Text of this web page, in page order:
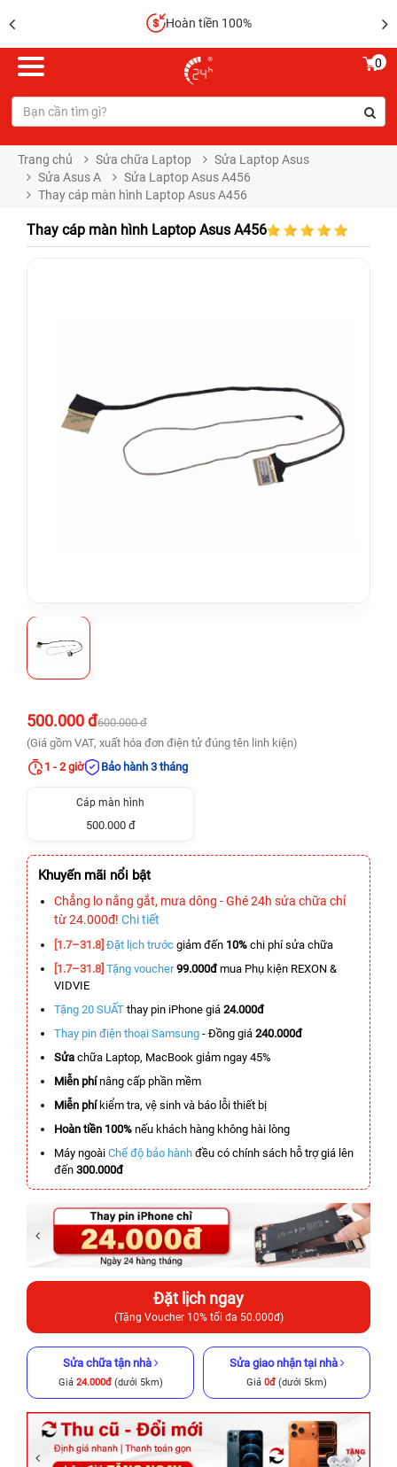
Hoàn tiền 100%
0
Trang chủ Sửa chữa Laptop
Sửa Laptop Asus
Sửa Asus A
Sửa Laptop Asus A456
Thay cáp màn hình Laptop Asus A456
Thay cáp màn hình Laptop Asus A456
500.000 đ600.000 đ
(Giá gồm VAT, xuất hóa đơn điện tử đúng tên linh kiện)
1 - 2 giờ
Bảo hành 3 tháng
Cáp màn hình
500.000 đ
Khuyến mãi nổi bật
Chẳng lo nắng gắt, mưa dông - Ghé 24h sửa chữa chỉ
từ 24.000đ! Chi tiết
[1.7–31.8] Đặt lịch trước giảm đến 10% chi phí sửa chữa
[1.7–31.8] Tặng voucher 99.000đmua Phụ kiện REXON &
VIDVIE
Tặng 20 SUẤT thay pin iPhone giá 24.000đ
Thay pin điện thoại Samsung - Đồng giá 240.000đ
Sửa chữa Laptop, MacBook giảm ngay 45%
Miễn phínâng cấp phần mềm
Miễn phíkiểm tra, vệ sinh và báo lỗi thiết bị
Hoàn tiền 100% nếu khách hàng không hài lòng
Máy ngoài Chế độ bảo hành đều có chính sách hỗ trợ giá lên
đến 300.000đ
Đặt lịch ngay
(Tặng Voucher 10% tối đa 50.000đ)
Sửa chữa tận nhà
Giá 24.000đ(dưới 5km)
Sửa giao nhận tại nhà
Giá 0đ (dưới 5km)